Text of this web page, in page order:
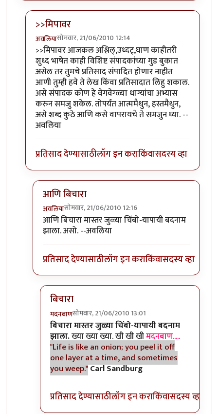
>>मिपावर
अवलियासोमवार, 21/06/2010 12:14
In reply toप्र्ण लेखbyशानबा५१२
>>मिपावर आजकल अश्लिल्,उध्दट्,घाण काहीतरी
शुध्द भाषेत काही विशिष्ट संपादकांच्या गुड बुकात
असेल तर तुमचे प्रतिसाद संपादित होणार नाहीत
आणी तुम्ही हवे ते लेख किंवा प्रतिसादात लिहु शकाल.
असे संपादक कोण हे वेगवेग्ळ्या धाग्यांचा अभ्यास
करुन समजु शकेल. तोपर्यंत आत्ममैथुन, हस्तमैथुन,
असे शब्द कुठे आणि कसे वापरायचे ते समजुन घ्या. --
अवलिया
प्रतिसाद देण्यासाठीलॉग इन कराकिंवासदस्य व्हा
आणि बिचारा
अवलियासोमवार, 21/06/2010 12:16
In reply to>>मिपावरbyअवलिया
आणि बिचारा मास्तर जुळ्या चिंबो-यापायी बदनाम
झाला. असो. --अवलिया
प्रतिसाद देण्यासाठीलॉग इन कराकिंवासदस्य व्हा
बिचारा
मदनबाणसोमवार, 21/06/2010 13:01
In reply toआणि बिचाराbyअवलिया
बिचारा मास्तर जुळ्या चिंबो-यापायी बदनाम
झाला.ख्या ख्या ख्या. खी खी खीमदनबाण.....
"Life is like an onion; you peel it off
one layer at a time, and sometimes
you weep."Carl Sandburg
प्रतिसाद देण्यासाठीलॉग इन कराकिंवासदस्य व्हा